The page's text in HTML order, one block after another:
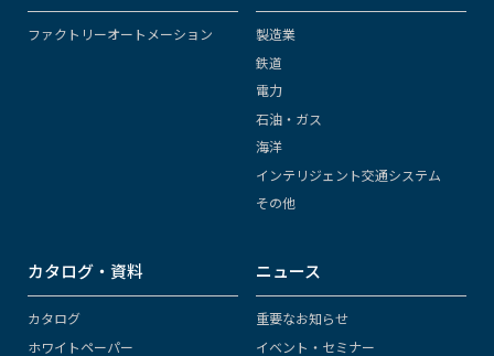
ファクトリーオートメーション
製造業
鉄道
電力
石油・ガス
海洋
インテリジェント交通システム
その他
カタログ・資料
カタログ
ホワイトペーパー
ニュース
重要なお知らせ
イベント・セミナー